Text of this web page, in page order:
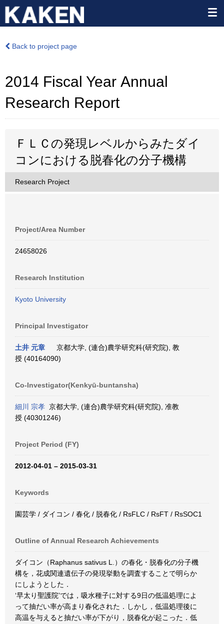
Back to project page
2014 Fiscal Year Annual
Research Report
ＦＬＣの発現レベルからみたダイ
コンにおける脱春化の分子機構
Research Project
Project/Area Number
24658026
Research Institution
Kyoto University
Principal Investigator
土井 元章
京都大学, (連合)農学研究科(研究院), 教
授 (40164090)
Co-Investigator(Kenkyū-buntansha)
細川 宗孝 京都大学, (連合)農学研究科(研究院), 准教
授 (40301246)
Project Period (FY)
2012-04-01 – 2015-03-31
Keywords
園芸学 / ダイコン / 春化 / 脱春化 / RsFLC / RsFT / RsSOC1
Outline of Annual Research Achievements
ダイコン（Raphanus sativus L.）の春化・脱春化の分子機
構を，花成関連遺伝子の発現挙動を調査することで明らか
にしようとした．
‘早太り聖護院’では，吸水種子に対する9日の低温処理によ
って抽だい率が高まり春化された．しかし，低温処理後に
高温を与えると抽だい率が下がり，脱春化が起こった．低